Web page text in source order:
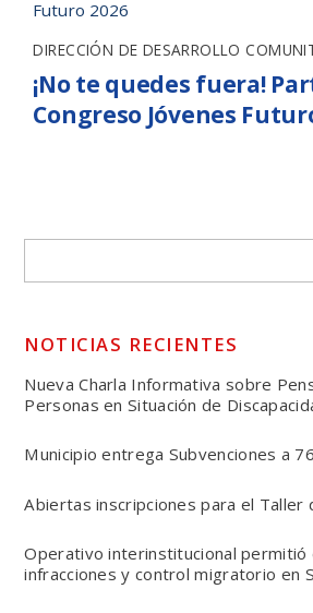
DIRECCIÓN DE DESARROLLO
¡No te quedes fuera!
Congreso Jóvenes
NOTICIAS RECIENTES
Nueva Charla Informativa sobre
Personas en Situación de
Municipio entrega Subvenciones a
Abiertas inscripciones para el Taller
Operativo interinstitucional permitió
infracciones y control migratorio en